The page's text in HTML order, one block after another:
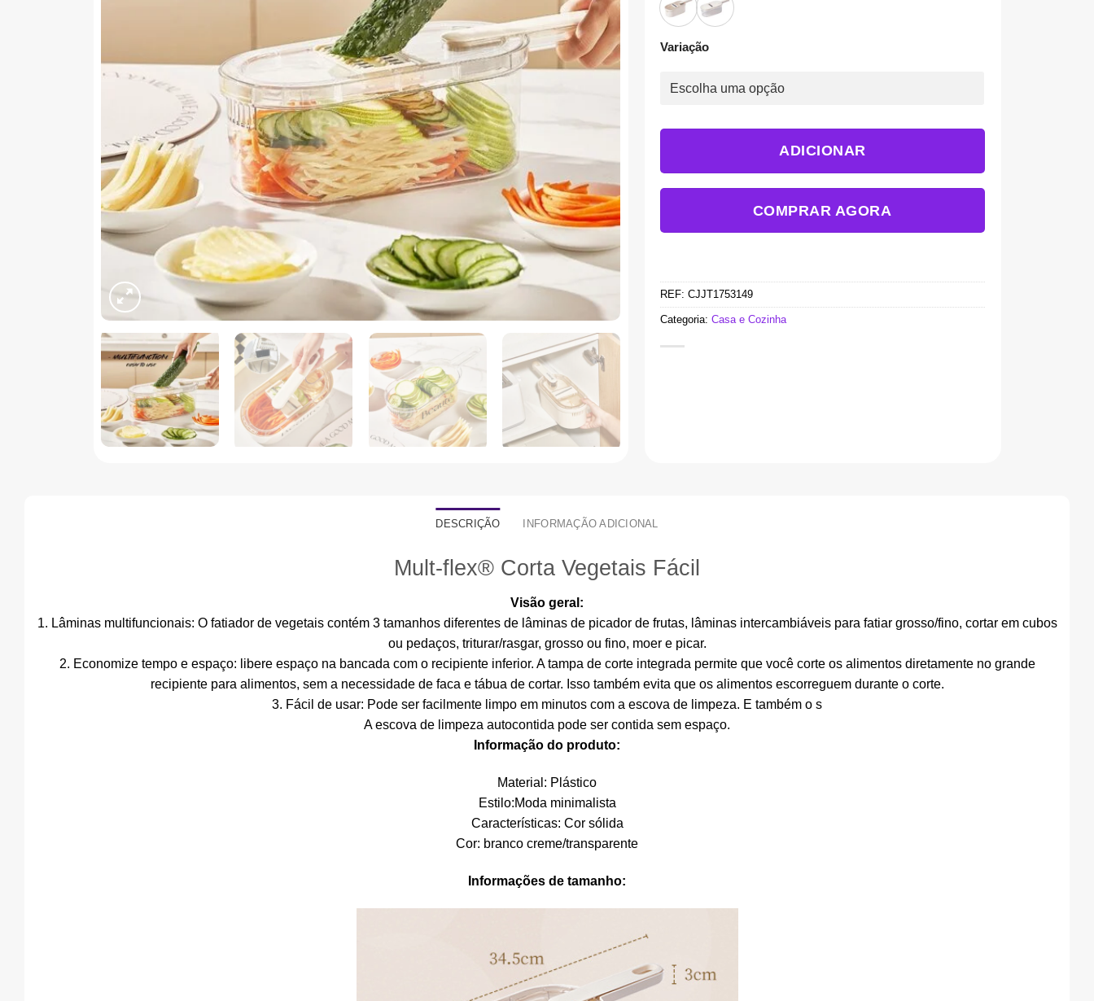
Variação
ADICIONAR
COMPRAR AGORA
REF:CJJT1753149
Categoria:Casa e Cozinha
DESCRIÇÃO INFORMAÇÃO ADICIONAL
Mult-flex® Corta Vegetais Fácil
Visão geral:
1. Lâminas multifuncionais: O fatiador de vegetais contém 3 tamanhos diferentes de lâminas de picador de frutas, lâminas intercambiáveis para fatiar grosso/fino, cortar em cubos
ou pedaços, triturar/rasgar, grosso ou fino, moer e picar.
2. Economize tempo e espaço: libere espaço na bancada com o recipiente inferior. A tampa de corte integrada permite que você corte os alimentos diretamente no grande
recipiente para alimentos, sem a necessidade de faca e tábua de cortar. Isso também evita que os alimentos escorreguem durante o corte.
3. Fácil de usar: Pode ser facilmente limpo em minutos com a escova de limpeza. E também o s
A escova de limpeza autocontida pode ser contida sem espaço.
Informação do produto:
Material: Plástico
Estilo:Moda minimalista
Características: Cor sólida
Cor: branco creme/transparente
Informações de tamanho: